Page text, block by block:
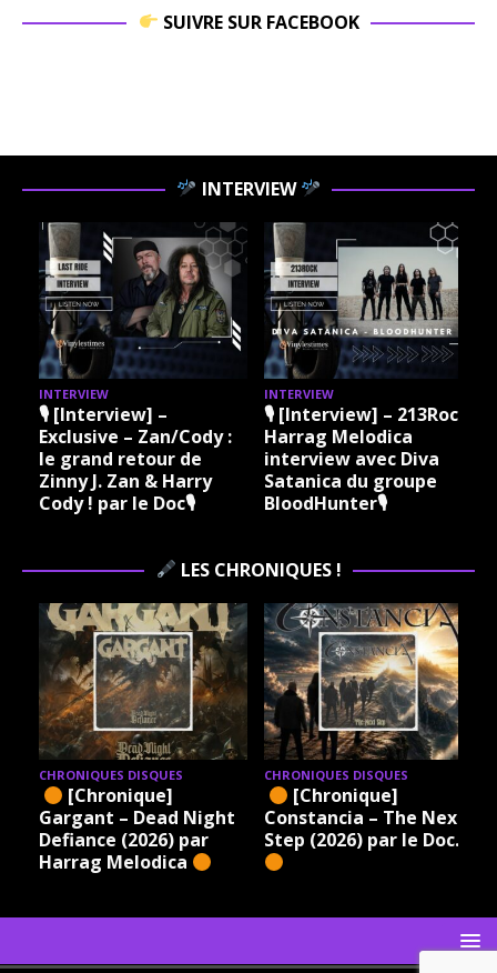
SUIVRE SUR FACEBOOK
INTERVIEW
INTERVIEW
🎙 [Interview] –
Exclusive – Zan/Cody :
le grand retour de
Zinny J. Zan & Harry
Cody ! par le Doc🎙
INTERVIEW
🎙 [Interview] – 213Rock
Harrag Melodica
interview avec Diva
Satanica du groupe
BloodHunter🎙
LES CHRONIQUES !
CHRONIQUES DISQUES
[Chronique]
Gargant – Dead Night
Defiance (2026) par
Harrag Melodica
CHRONIQUES DISQUES
[Chronique]
Constancia – The Next
Step (2026) par le Doc.